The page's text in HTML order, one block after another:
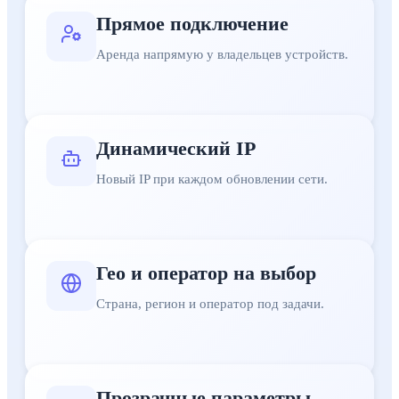
Прямое подключение
Аренда напрямую у владельцев устройств.
Динамический IP
Новый IP при каждом обновлении сети.
Гео и оператор на выбор
Страна, регион и оператор под задачи.